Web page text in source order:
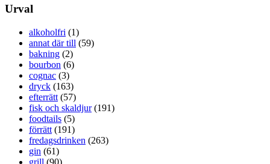
Urval
alkoholfri (1)
annat där till (59)
bakning (2)
bourbon (6)
cognac (3)
dryck (163)
efterrätt (57)
fisk och skaldjur(191)
foodtails (5)
förrätt (191)
fredagsdrinken (263)
gin (61)
grill (90)